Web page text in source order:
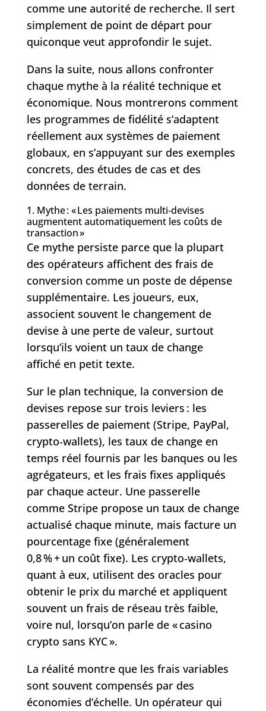
comme une autorité de recherche. Il sert
simplement de point de départ pour
quiconque veut approfondir le sujet.
Dans la suite, nous allons confronter
chaque mythe à la réalité technique et
économique. Nous montrerons comment
les programmes de fidélité s’adaptent
réellement aux systèmes de paiement
globaux, en s’appuyant sur des exemples
concrets, des études de cas et des
données de terrain.
1. Mythe : « Les paiements multi‑devises
augmentent automatiquement les coûts de
transaction »
Ce mythe persiste parce que la plupart
des opérateurs affichent des frais de
conversion comme un poste de dépense
supplémentaire. Les joueurs, eux,
associent souvent le changement de
devise à une perte de valeur, surtout
lorsqu’ils voient un taux de change
affiché en petit texte.
Sur le plan technique, la conversion de
devises repose sur trois leviers : les
passerelles de paiement (Stripe, PayPal,
crypto‑wallets), les taux de change en
temps réel fournis par les banques ou les
agrégateurs, et les frais fixes appliqués
par chaque acteur. Une passerelle
comme Stripe propose un taux de change
actualisé chaque minute, mais facture un
pourcentage fixe (généralement
0,8 % + un coût fixe). Les crypto‑wallets,
quant à eux, utilisent des oracles pour
obtenir le prix du marché et appliquent
souvent un frais de réseau très faible,
voire nul, lorsqu’on parle de « casino
crypto sans KYC ».
La réalité montre que les frais variables
sont souvent compensés par des
économies d’échelle. Un opérateur qui